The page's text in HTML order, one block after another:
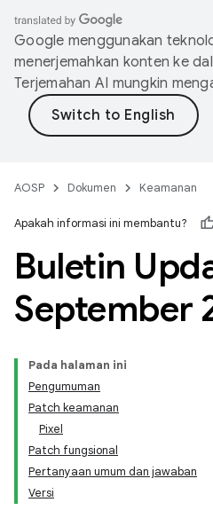
Google menggunakan
menerjemahkan konten ke
Terjemahan AI mungkin
AOSP Dokumen Keamanan
Apakah informasi ini membantu?
Buletin
September
Pada halaman ini
Pengumuman
Patch keamanan
Pixel
Patch fungsional
Pertanyaan umum dan jawaban
Versi